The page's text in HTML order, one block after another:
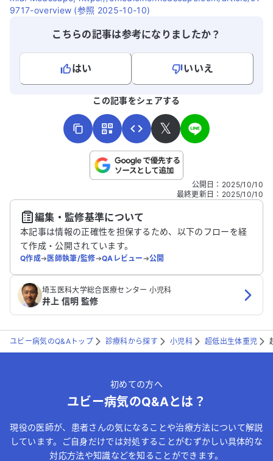
9717-overview (参照 2025-10-10)
こちらの記事は参考になりましたか？
はい
いいえ
こちらは送信専用のフォームです。氏名やご自身の病気の詳細な
送信する
この記事をシェアする
𝕏
公開日 ： 2025/10/10
最終更新日 ： 2025/10/10
編集・監修基準について
本記事は情報の正確性を担保するため、以下のフローを経
て作成・公開されています。
Q作成➔医師執筆/監修➔QAレビュー➔公開
埼玉医科大学総合医療センター 小児科
井上 信明 監修
ユビー病気のQ&Aトップ 診療科から探す 小児科 超低出生体重児
初めての方へ
ユビー病気のQ&Aとは？
現役の医師が、患者さんの気になることや治療方法について解説
しています。ご自身だけでは対処することがむずかしい具体的な
対応方法や知識などを知ることができます。